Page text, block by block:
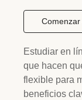
Estudiar en
que hacen
flexible para
beneficios